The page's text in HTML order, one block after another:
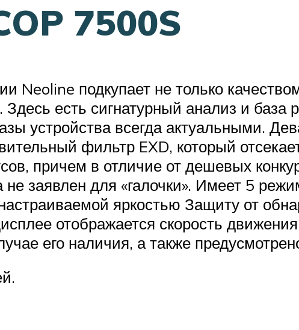
7500S
Neoline подкупает не только
есть сигнатурный анализ и база
устройства всегда актуальными.
фильтр EXD, который
причем в отличие от дешевых
не заявлен для «галочки». Имеет 5
яркостью Защиту от
отображается скорость
его наличия, а также